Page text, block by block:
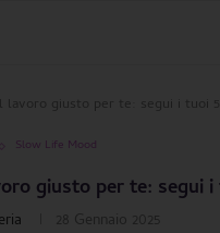
il lavoro giusto per te: segui i tuoi
Slow Life Mood
giusto per te: segui
28 Gennaio 2025